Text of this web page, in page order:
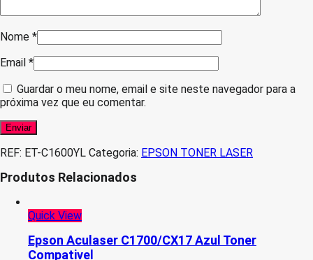
Nome *
Email *
Guardar o meu nome, email e site neste navegador para a
próxima vez que eu comentar.
REF: ET-C1600YL Categoria: EPSON TONER LASER
Produtos Relacionados
Quick View
Epson Aculaser C1700/CX17 Azul Toner
Compativel